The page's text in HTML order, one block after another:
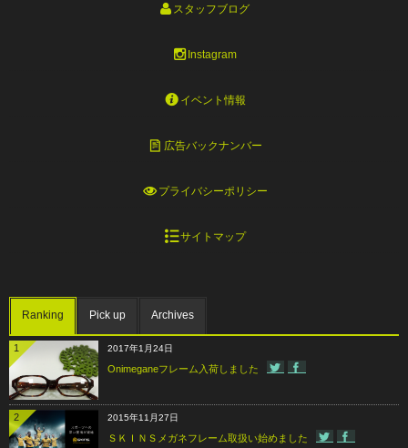
スタッフブログ
Instagram
イベント情報
広告バックナンバー
プライバシーポリシー
サイトマップ
Ranking Pick up Archives
1 2017年1月24日
Onimeganeフレーム入荷しました
2 2015年11月27日
ＳＫＩＮＳメガネフレーム取扱い始めました